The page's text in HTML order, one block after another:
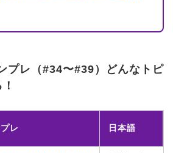
プレ（#34〜#39）どんなトピ
レ 日本語